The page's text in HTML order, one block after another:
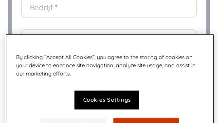
Bedrijf *
+ Telefoon
By clicking “Accept All Cookies”, you agree to the storing of cookies on
your device to enhance site navigation, analyze site usage, and assist in
our marketing efforts.
Cookies Settings